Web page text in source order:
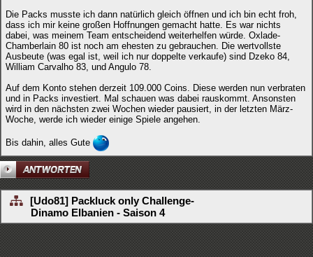
Die Packs musste ich dann natürlich gleich öffnen und ich bin echt froh,
dass ich mir keine großen Hoffnungen gemacht hatte. Es war nichts
dabei, was meinem Team entscheidend weiterhelfen würde. Oxlade-
Chamberlain 80 ist noch am ehesten zu gebrauchen. Die wertvollste
Ausbeute (was egal ist, weil ich nur doppelte verkaufe) sind Dzeko 84,
William Carvalho 83, und Angulo 78.
Auf dem Konto stehen derzeit 109.000 Coins. Diese werden nun verbraten
und in Packs investiert. Mal schauen was dabei rauskommt. Ansonsten
wird in den nächsten zwei Wochen wieder pausiert, in der letzten März-
Woche, werde ich wieder einige Spiele angehen.
Bis dahin, alles Gute
[Udo81] Packluck only Challenge-
Dinamo Elbanien - Saison 4